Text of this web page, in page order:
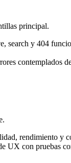
principal.
search y 404
contemplados
rendimiento y
UX con pruebas